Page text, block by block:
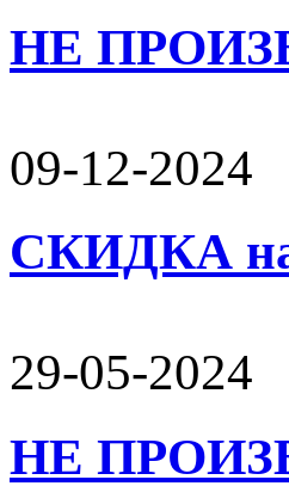
НЕ
09-12-2024
СКИДКА
29-05-2024
НЕ